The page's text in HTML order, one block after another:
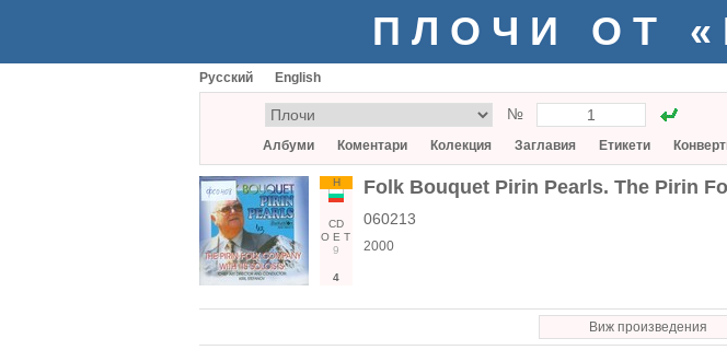
ПЛОЧИ ОТ
Русский English
№
Албуми Коментари Колекция Заглавия Етикети
Н
CD
О Е Т
9
4
Folk Bouquet Pirin Pearls. The Pirin
060213
2000
Виж произведения